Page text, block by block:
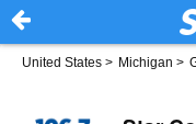
United States > Michigan >